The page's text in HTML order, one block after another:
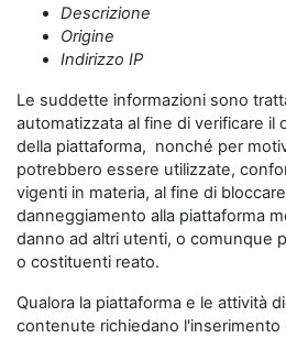
Descrizione
Origine
Indirizzo IP
Le suddette informazioni sono
automatizzata al fine di verificare il
della piattaforma, nonché per
potrebbero essere utilizzate,
vigenti in materia, al fine di
danneggiamento alla piattaforma
danno ad altri utenti, o comunque
o costituenti reato.
Qualora la piattaforma e le attività
contenute richiedano l'inserimento